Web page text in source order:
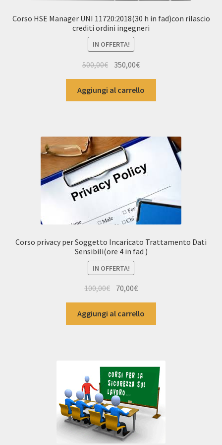
Corso HSE Manager UNI 11720:2018(30 h in fad)con rilascio
crediti ordini ingegneri
IN OFFERTA!
500,00€
originale
era:
350,00€Il
attuale
è:
Aggiungi al carrello
Corso privacy per Soggetto Incaricato Trattamento Dati
Sensibili(ore 4 in fad )
IN OFFERTA!
100,00€
prezzo
originale
era:
70,00€Il
prezzo
attuale
è:
Aggiungi al carrello